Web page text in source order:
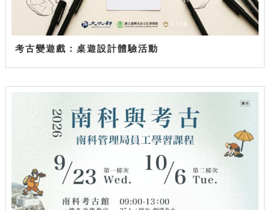
考古變遊戲：桌遊設計體驗活動